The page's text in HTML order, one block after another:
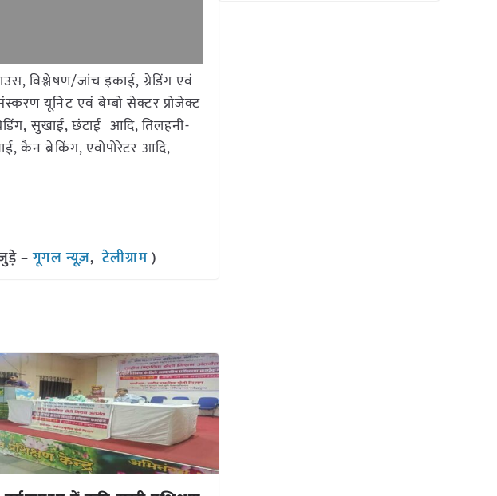
विश्लेषण/जांच इकाई, ग्रेडिंग एवं
यूनिट एवं बेम्बो सेक्टर प्रोजेक्ट
सुखाई, छंटाई आदि, तिलहनी-
कैन ब्रेकिंग, एवोपोरेटर आदि,
–गूगल न्यूज़,टेलीग्राम)